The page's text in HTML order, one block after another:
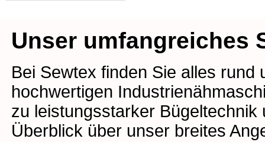
Unser umfangreiches
Bei Sewtex finden Sie alles
hochwertigen
zu leistungsstarker
Überblick über unser breites